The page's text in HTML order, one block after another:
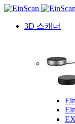
3D 스캐너